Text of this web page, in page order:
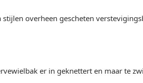
overheen gescheten
er in geknettert en maar te